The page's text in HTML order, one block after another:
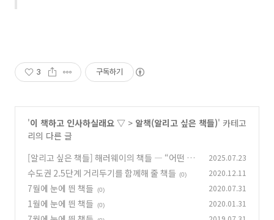
3 구독하기
'이 책하고 인사하실래요 ▽ > 알책(알리고 싶은 책들)' 카테고
리의 다른 글
[알리고 싶은 책들] 해러웨이의 책들 ― “어떤 이
야기들이 이야기들을 이야기하는지가 중요하다”
(2)
2025.07.23
수도권 2.5단계 거리두기를 함께해 줄 책들 (0) 2020.12.11
7월에 눈에 띈 책들 (0) 2020.07.31
1월에 눈에 띈 책들 (0) 2020.01.31